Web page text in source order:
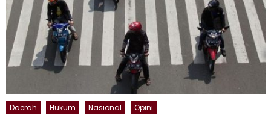
Daerah Hukum Nasional Opini